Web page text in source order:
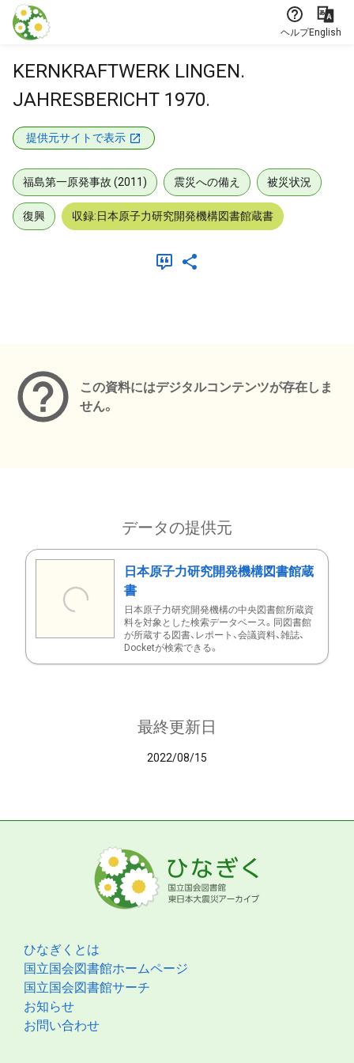
本文に飛ぶ
ヘルプEnglish
KERNKRAFTWERK LINGEN.
JAHRESBERICHT 1970.
提供元サイトで表示
福島第一原発事故 (2011) 震災への備え 被災状況
復興 収録:日本原子力研究開発機構図書館蔵書
この資料にはデジタルコンテンツが存在しま
せん。
データの提供元
日本原子力研究開発機構図書館蔵
書
日本原子力研究開発機構の中央図書館所蔵資
料を対象とした検索データベース。同図書館
が所蔵する図書、レポート、会議資料、雑誌、
Docketが検索できる。
最終更新日
2022/08/15
ひなぎくとは
国立国会図書館ホームページ
国立国会図書館サーチ
お知らせ
お問い合わせ